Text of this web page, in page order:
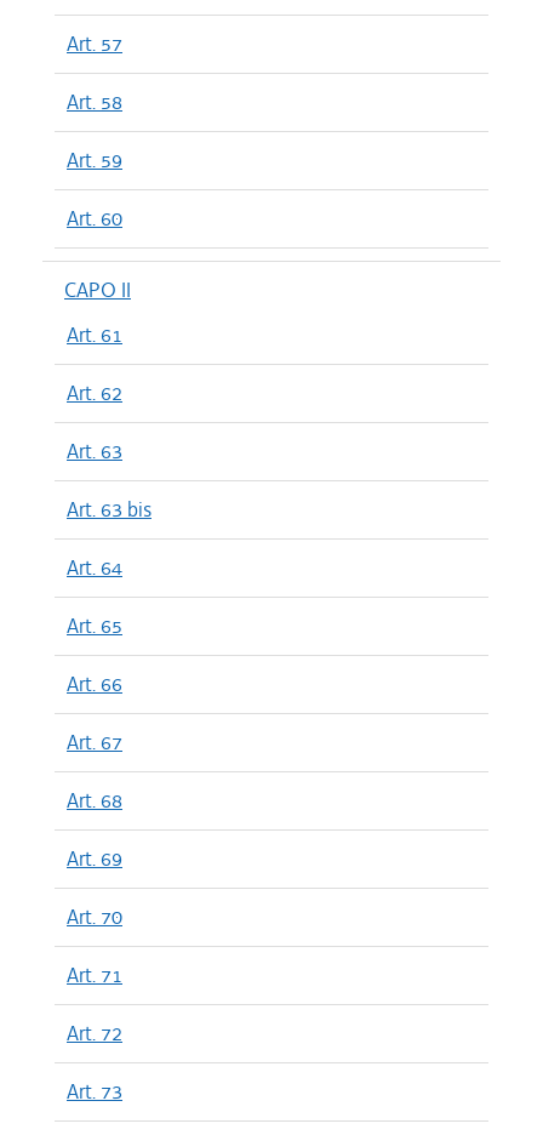
Art. 57
Art. 58
Art. 59
Art. 60
CAPO II
Art. 61
Art. 62
Art. 63
Art. 63 bis
Art. 64
Art. 65
Art. 66
Art. 67
Art. 68
Art. 69
Art. 70
Art. 71
Art. 72
Art. 73